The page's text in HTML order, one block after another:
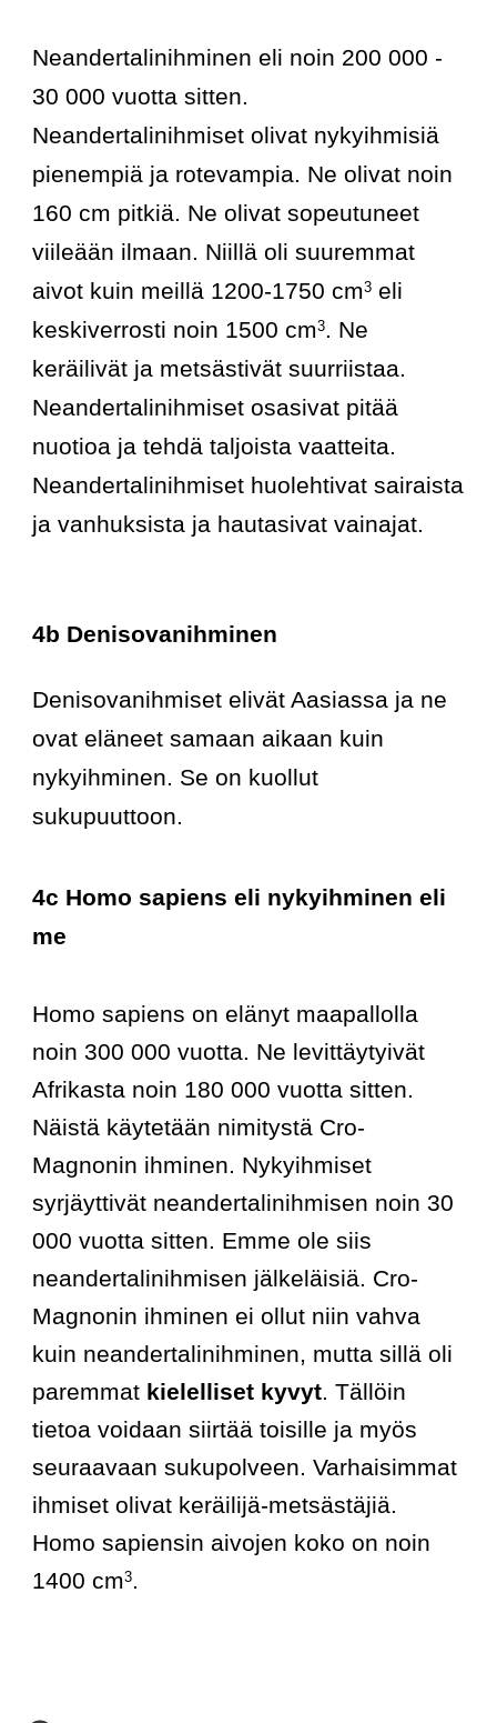
Neandertalinihminen eli noin 200 000 -
30 000 vuotta sitten.
Neandertalinihmiset olivat nykyihmisiä
pienempiä ja rotevampia. Ne olivat noin
160 cm pitkiä. Ne olivat sopeutuneet
viileään ilmaan. Niillä oli suuremmat
aivot kuin meillä 1200-1750 cm3 eli
keskiverrosti noin 1500 cm3. Ne
keräilivät ja metsästivät suurriistaa.
Neandertalinihmiset osasivat pitää
nuotioa ja tehdä taljoista vaatteita.
Neandertalinihmiset huolehtivat sairaista
ja vanhuksista ja hautasivat vainajat.
4b Denisovanihminen
Denisovanihmiset elivät Aasiassa ja ne
ovat eläneet samaan aikaan kuin
nykyihminen. Se on kuollut
sukupuuttoon.
4c Homo sapiens eli nykyihminen eli
me
Homo sapiens on elänyt maapallolla
noin 300 000 vuotta. Ne levittäytyivät
Afrikasta noin 180 000 vuotta sitten.
Näistä käytetään nimitystä Cro-
Magnonin ihminen. Nykyihmiset
syrjäyttivät neandertalinihmisen noin 30
000 vuotta sitten. Emme ole siis
neandertalinihmisen jälkeläisiä. Cro-
Magnonin ihminen ei ollut niin vahva
kuin neandertalinihminen, mutta sillä oli
paremmat kielelliset kyvyt. Tällöin
tietoa voidaan siirtää toisille ja myös
seuraavaan sukupolveen. Varhaisimmat
ihmiset olivat keräilijä-metsästäjiä.
Homo sapiensin aivojen koko on noin
1400 cm3.